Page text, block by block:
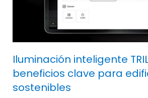
Iluminación inteligente
beneficios clave para
sostenibles